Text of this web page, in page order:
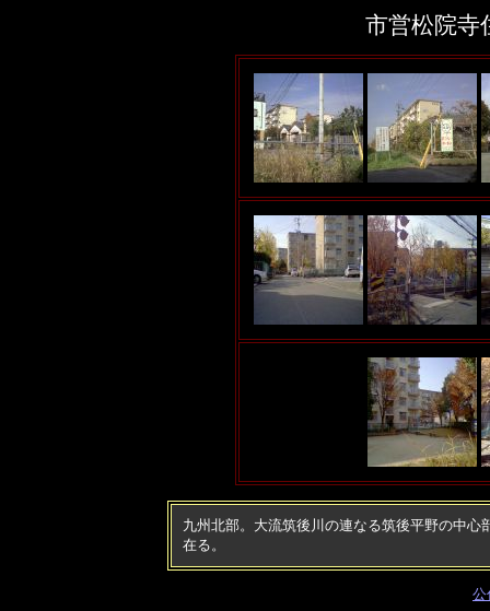
市営松院寺
九州北部。大流筑後川の連なる筑後平野の中
在る。
公